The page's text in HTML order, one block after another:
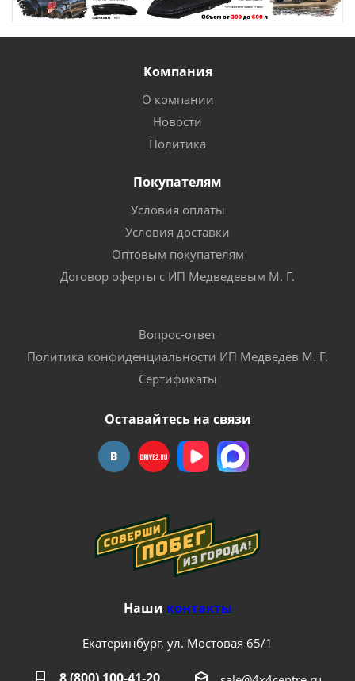
Компания
О компании
Новости
Политика
Покупателям
Условия оплаты
Условия доставки
Оптовым покупателям
Договор оферты с ИП Медведевым М. Г.
Вопрос-ответ
Политика конфиденциальности ИП Медведев М. Г.
Сертификаты
Оставайтесь на связи
Наши контакты
Екатеринбург, ул. Мостовая 65/1